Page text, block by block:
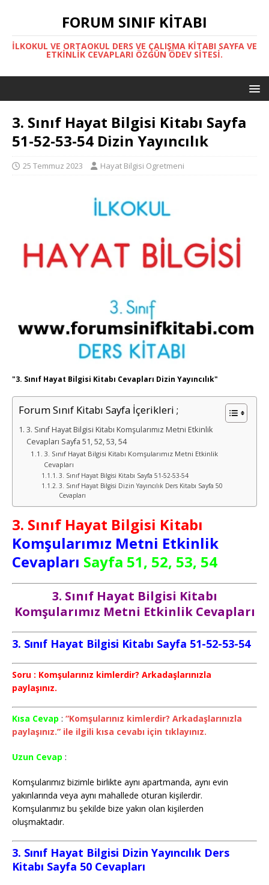
FORUM SINIF KITABI
İLKOKUL VE ORTAOKUL DERS VE ÇALIŞMA KITABI SAYFA VE
ETKINLIK CEVAPLARI ÖZGÜN ÖDEV SITESI.
3. Sınıf Hayat Bilgisi Kitabı Sayfa
51-52-53-54 Dizin Yayıncılık
25 Temmuz 2023 Hayat Bilgisi Ogretmeni
"3. Sınıf Hayat Bilgisi Kitabı Cevapları Dizin Yayıncılık"
Forum Sınıf Kitabı Sayfa İçerikleri ;
3. Sınıf Hayat Bilgisi Kitabı Komşularımız Metni Etkinlik
Cevapları Sayfa 51, 52, 53, 54
3. Sınıf Hayat Bilgisi Kitabı Komşularımız Metni Etkinlik
Cevapları
3. Sınıf Hayat Bilgisi Kitabı Sayfa 51-52-53-54
3. Sınıf Hayat Bilgisi Dizin Yayıncılık Ders Kitabı Sayfa 50
Cevapları
3. Sınıf Hayat Bilgisi Kitabı
Komşularımız Metni Etkinlik
Cevapları Sayfa 51, 52, 53, 54
3. Sınıf Hayat Bilgisi Kitabı
Komşularımız Metni Etkinlik Cevapları
3. Sınıf Hayat Bilgisi Kitabı Sayfa 51-52-53-54
Soru : Komşularınız kimlerdir? Arkadaşlarınızla
paylaşınız.
Kısa Cevap : “Komşularınız kimlerdir? Arkadaşlarınızla
paylaşınız.” ile ilgili kısa cevabı için tıklayınız.
Uzun Cevap :
Komşularımız bizimle birlikte aynı apartmanda, aynı evin
yakınlarında veya aynı mahallede oturan kişilerdir.
Komşularımız bu şekilde bize yakın olan kişilerden
oluşmaktadır.
3. Sınıf Hayat Bilgisi Dizin Yayıncılık Ders
Kitabı Sayfa 50 Cevapları